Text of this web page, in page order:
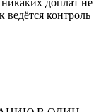
доплат не
ведётся контроль